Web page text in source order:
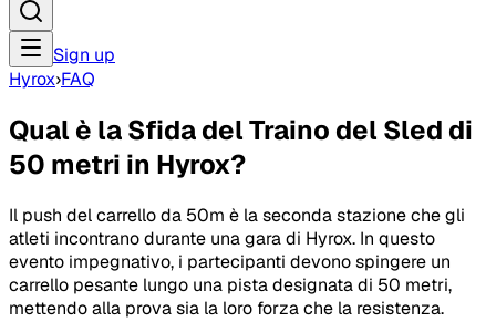
Sign up
Hyrox›FAQ
Qual è la Sfida del Traino del Sled di
50 metri in Hyrox?
Il push del carrello da 50m è la seconda stazione che gli
atleti incontrano durante una gara di Hyrox. In questo
evento impegnativo, i partecipanti devono spingere un
carrello pesante lungo una pista designata di 50 metri,
mettendo alla prova sia la loro forza che la resistenza.